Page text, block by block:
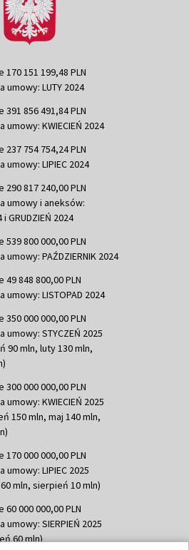
151 199,48 PLN
umowy: LUTY 2024
856 491,84 PLN
umowy: KWIECIEŃ 2024
754 754,24 PLN
umowy: LIPIEC 2024
817 240,00 PLN
umowy i aneksów:
i GRUDZIEŃ 2024
800 000,00 PLN
umowy: PAŹDZIERNIK 2024
848 800,00 PLN
umowy: LISTOPAD 2024
000 000,00 PLN
umowy: STYCZEŃ 2025
90 mln, luty 130 mln,
000 000,00 PLN
umowy: KWIECIEŃ 2025
150 mln, maj 140 mln,
000 000,00 PLN
umowy: LIPIEC 2025
mln, sierpień 10 mln)
000 000,00 PLN
umowy: SIERPIEŃ 2025
60 mln)